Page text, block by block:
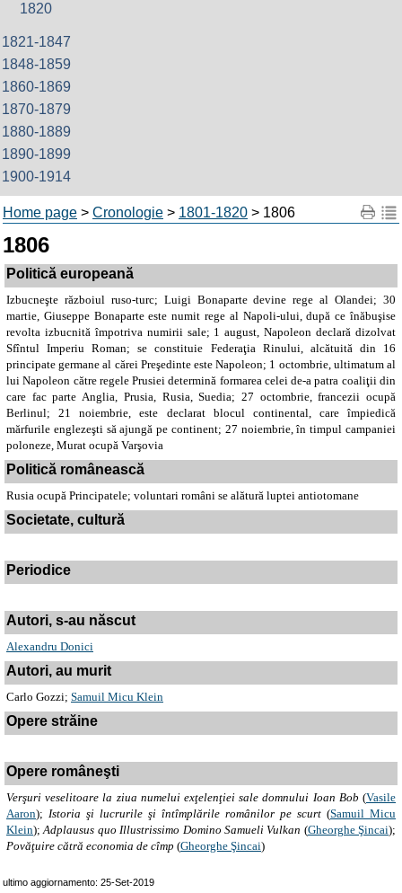
1820
1821-1847
1848-1859
1860-1869
1870-1879
1880-1889
1890-1899
1900-1914
Home page > Cronologie > 1801-1820 > 1806
1806
Politică europeană
Izbucneşte războiul ruso-turc; Luigi Bonaparte devine rege al Olandei; 30
martie, Giuseppe Bonaparte este numit rege al Napoli-ului, după ce înăbuşise
revolta izbucnită împotriva numirii sale; 1 august, Napoleon declară dizolvat
Sfîntul Imperiu Roman; se constituie Federaţia Rinului, alcătuită din 16
principate germane al cărei Preşedinte este Napoleon; 1 octombrie, ultimatum al
lui Napoleon către regele Prusiei determină formarea celei de-a patra coaliţii din
care fac parte Anglia, Prusia, Rusia, Suedia; 27 octombrie, francezii ocupă
Berlinul; 21 noiembrie, este declarat blocul continental, care împiedică
mărfurile englezeşti să ajungă pe continent; 27 noiembrie, în timpul campaniei
poloneze, Murat ocupă Varşovia
Politică românească
Rusia ocupă Principatele; voluntari români se alătură luptei antiotomane
Societate, cultură
Periodice
Autori, s-au născut
Alexandru Donici
Autori, au murit
Carlo Gozzi; Samuil Micu Klein
Opere străine
Opere româneşti
Verşuri veselitoare la ziua numelui exţelenţiei sale domnului Ioan Bob (Vasile
Aaron); Istoria şi lucrurile şi întîmplările românilor pe scurt (Samuil Micu
Klein);Adplausus quo Illustrissimo Domino Samueli Vulkan (Gheorghe Şincai);
Povăţuire cătră economia de cîmp (Gheorghe Şincai)
ultimo aggiornamento: 25-Set-2019